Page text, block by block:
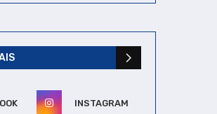
INSTAGRAM